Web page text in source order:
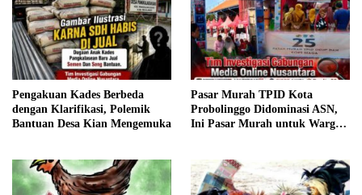
Pengakuan Kades Berbeda
dengan Klarifikasi, Polemik
Bantuan Desa Kian Mengemuka
Pasar Murah TPID Kota
Probolinggo Didominasi ASN,
Ini Pasar Murah untuk Warga